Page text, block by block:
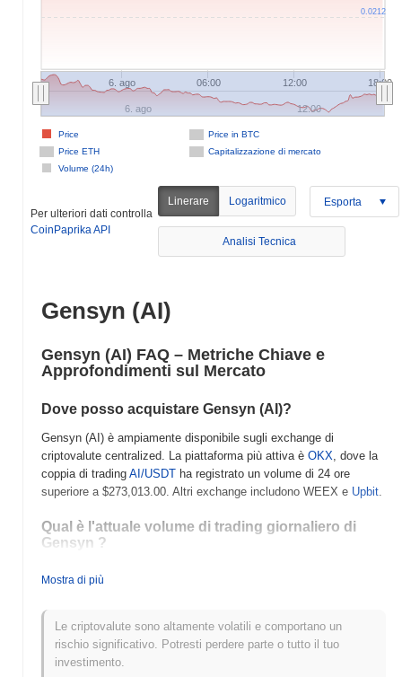
6. ago 06:00 12:00 18:00
Price in BTC
Price ETH
Capitalizzazione di mercato
Volume (24h)
Price
6. ago 12:00
0.0212
Per ulteriori dati controlla
CoinPaprika API
Linerare Logaritmico Esporta
Analisi Tecnica
Gensyn (AI)
Gensyn (AI) FAQ – Metriche Chiave e
Approfondimenti sul Mercato
Dove posso acquistare Gensyn (AI)?
Gensyn (AI) è ampiamente disponibile sugli exchange di
criptovalute centralized. La piattaforma più attiva è OKX, dove la
coppia di trading AI/USDT ha registrato un volume di 24 ore
superiore a $273,013.00. Altri exchange includono WEEX e Upbit.
Qual è l'attuale volume di trading giornaliero di
Gensyn ?
Nelle ultime 24 ore, il volume di trading di Gensyn si attesta a
$1,241,241.00
precedente. Ciò suggerisce una riduzione a breve termine
dell'attività di trading.
Qual è lo storico della fascia di prezzo di Gensyn ?
Mostra di più
Le criptovalute sono altamente volatili e comportano un
rischio significativo. Potresti perdere parte o tutto il tuo
investimento.